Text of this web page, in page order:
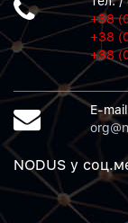
+38
+38
+38
E-mail
NODUS у